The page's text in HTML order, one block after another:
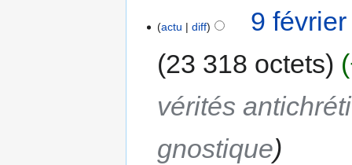
actu diff
9
23 318 octets
vérités
gnostique